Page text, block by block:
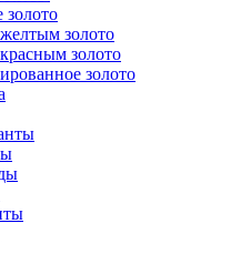
золото
золото
золото
золото